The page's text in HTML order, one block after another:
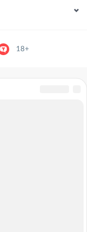
18+